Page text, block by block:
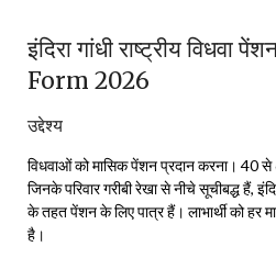
इंदिरा गांधी राष्ट्रीय विधवा
Form 2026
उद्देश्य
विधवाओं को मासिक पेंशन प्रदान करना। 40 से
जिनके परिवार गरीबी रेखा से नीचे सूचीबद्ध हैं,
के तहत पेंशन के लिए पात्र हैं। लाभार्थी को हर
है।